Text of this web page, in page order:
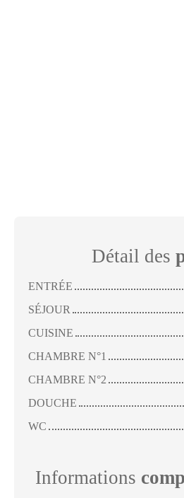
Détail des
ENTRÉE
SÉJOUR
CUISINE
CHAMBRE N°1
CHAMBRE N°2
DOUCHE
WC
Informations